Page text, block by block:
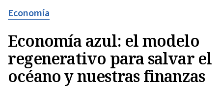
Economía
Economía azul: el modelo
regenerativo para salvar el
océano y nuestras finanzas